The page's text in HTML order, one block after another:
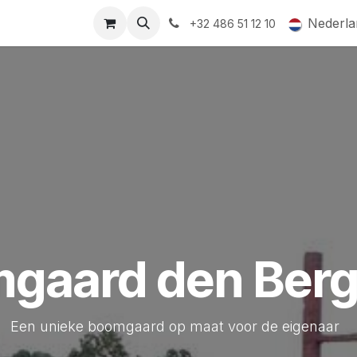
QR-labels Leifruit Subsidiedossiers
+32 486 51 12 10
den
Een unieke boomgaard op maat voor de eigenaar